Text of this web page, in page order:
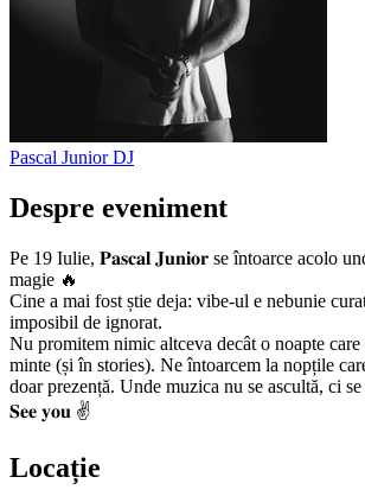
Pascal Junior DJ
Despre eveniment
Pe 19 Iulie, 𝐏𝐚𝐬𝐜𝐚𝐥 𝐉𝐮𝐧𝐢𝐨𝐫 se întoarce acolo
magie 🔥
Cine a mai fost știe deja: vibe-ul e nebunie
imposibil de ignorat.
Nu promitem nimic altceva decât o noapte care
minte (și în stories). Ne întoarcem la nopțile
doar prezență. Unde muzica nu se ascultă, ci se
𝐒𝐞𝐞 𝐲𝐨𝐮 ✌️
Locație